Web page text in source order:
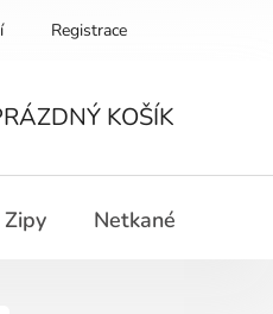
Registrace
KOŠÍK
Zipy Netkané textilie